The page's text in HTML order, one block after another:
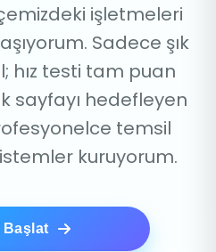
işletmeleri
Sadece şık
hız testi tam puan
sayfayı hedefleyen
temsil
kuruyorum.
Başlat